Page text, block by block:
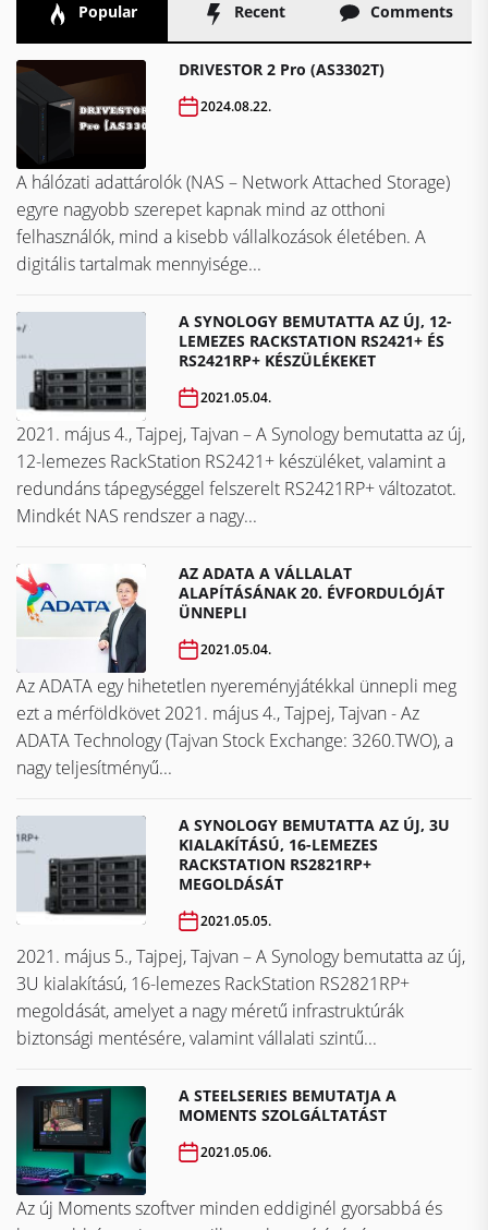
Popular Recent Comments
DRIVESTOR 2 Pro (AS3302T)
2024.08.22.
A hálózati adattárolók (NAS – Network Attached Storage)
egyre nagyobb szerepet kapnak mind az otthoni
felhasználók, mind a kisebb vállalkozások életében. A
digitális tartalmak mennyisége...
A SYNOLOGY BEMUTATTA AZ ÚJ, 12-
LEMEZES RACKSTATION RS2421+ ÉS
RS2421RP+ KÉSZÜLÉKEKET
2021.05.04.
2021. május 4., Tajpej, Tajvan – A Synology bemutatta az új,
12-lemezes RackStation RS2421+ készüléket, valamint a
redundáns tápegységgel felszerelt RS2421RP+ változatot.
Mindkét NAS rendszer a nagy...
AZ ADATA A VÁLLALAT
ALAPÍTÁSÁNAK 20. ÉVFORDULÓJÁT
ÜNNEPLI
2021.05.04.
Az ADATA egy hihetetlen nyereményjátékkal ünnepli meg
ezt a mérföldkövet ​​​​​​​2021. május 4., Tajpej, Tajvan - Az
ADATA Technology (Tajvan Stock Exchange: 3260.TWO), a
nagy teljesítményű...
A SYNOLOGY BEMUTATTA AZ ÚJ, 3U
KIALAKÍTÁSÚ, 16-LEMEZES
RACKSTATION RS2821RP+
MEGOLDÁSÁT
2021.05.05.
2021. május 5., Tajpej, Tajvan – A Synology bemutatta az új,
3U kialakítású, 16-lemezes RackStation RS2821RP+
megoldását, amelyet a nagy méretű infrastruktúrák
biztonsági mentésére, valamint vállalati szintű...
A STEELSERIES BEMUTATJA A
MOMENTS SZOLGÁLTATÁST
2021.05.06.
Az új Moments szoftver minden eddiginél gyorsabbá és